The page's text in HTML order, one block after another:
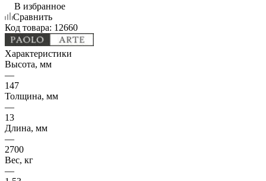
В избранное
Сравнить
Код товара: 12660
Характеристики
Высота, мм
—
147
Толщина, мм
—
13
Длина, мм
—
2700
Вес, кг
—